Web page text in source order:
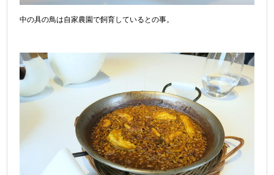
中の具の鳥は自家農園で飼育しているとの事。